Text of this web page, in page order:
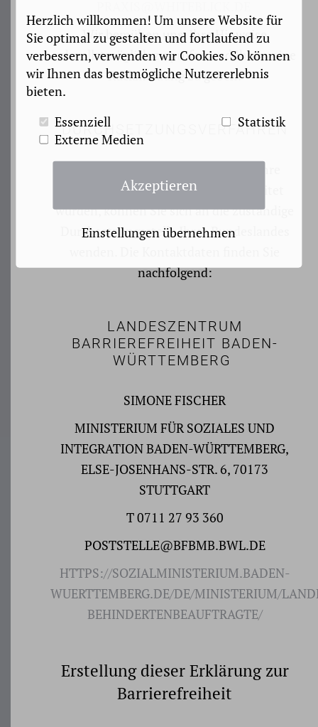
Wir bemühen uns, Ihre Hinweise
schnellstmöglich zu prüfen und Ihnen eine
Rückmeldung zu geben.
DURCHSETZUNGSVERFAHREN
Hinweise nicht angemessen bearbeitet
wurden, können Sie sich an die zuständige
Durchsetzungsstelle Ihres Bundeslandes
nachfolgend:
LANDESZENTRUM
BARRIEREFREIHEIT BADEN-
WÜRTTEMBERG
SIMONE FISCHER
MINISTERIUM FÜR SOZIALES UND
INTEGRATION BADEN-WÜRTTEMBERG,
ELSE-JOSENHANS-STR. 6, 70173
STUTTGART
T0711 27 93 360
POSTSTELLE@BFBMB.BWL.DE
HTTPS://SOZIALMINISTERIUM.BADEN-
WUERTTEMBERG.DE/DE/MINISTERIUM/
BEHINDERTENBEAUFTRAGTE/
Erstellung dieser Erklärung zur
Barrierefreiheit
Herzlich willkommen! Um unsere Website für
Sie optimal zu gestalten und fortlaufend zu
verbessern, verwenden wir Cookies. So können
wir Ihnen das bestmögliche Nutzererlebnis
bieten.
Essenziell
Statistik
Externe Medien
Akzeptieren
Einstellungen übernehmen